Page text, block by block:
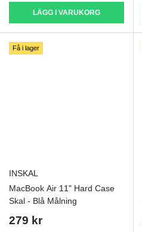
LÄGG I VARUKORG
Få i lager
INSKAL
MacBook Air 11" Hard Case
Skal - Blå Målning
279 kr